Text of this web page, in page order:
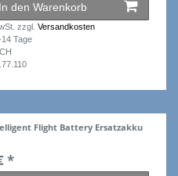
In den Warenkorb
zzgl.Versandkosten
Tage
Flight Battery Ersatzakku
*